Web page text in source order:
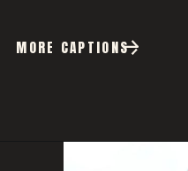
MORE CAPTIONS